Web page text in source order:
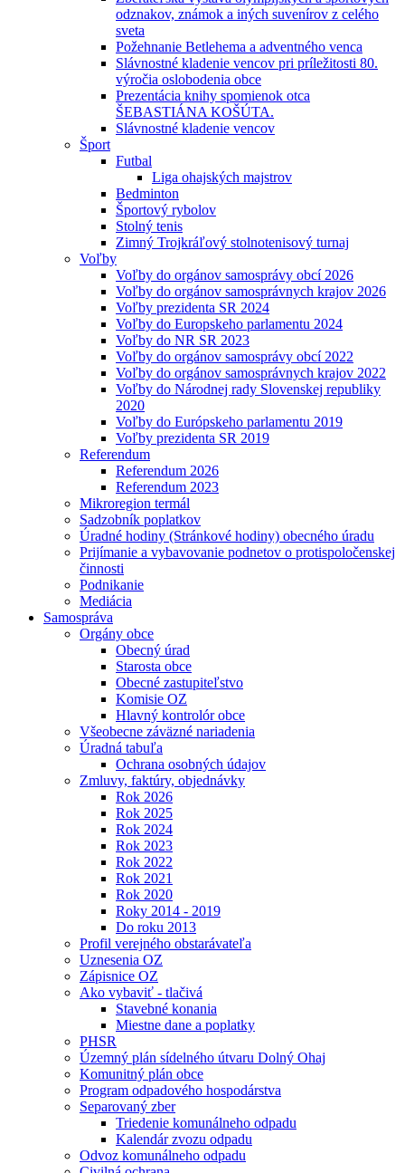
odznakov, známok a iných suvenírov z celého
sveta
Požehnanie Betlehema a adventného venca
Slávnostné kladenie vencov pri príležitosti 80.
výročia oslobodenia obce
Prezentácia knihy spomienok otca
ŠEBASTIÁNA KOŠÚTA.
Slávnostné kladenie vencov
Šport
Futbal
Liga ohajských majstrov
Bedminton
Športový rybolov
Stolný tenis
Zimný Trojkráľový stolnotenisový turnaj
Voľby
Voľby do orgánov samosprávy obcí 2026
Voľby do orgánov samosprávnych krajov 2026
Voľby prezidenta SR 2024
Voľby do Europskeho parlamentu 2024
Voľby do NR SR 2023
Voľby do orgánov samosprávy obcí 2022
Voľby do orgánov samosprávnych krajov 2022
Voľby do Národnej rady Slovenskej republiky
2020
Voľby do Európskeho parlamentu 2019
Voľby prezidenta SR 2019
Referendum
Referendum 2026
Referendum 2023
Mikroregion termál
Sadzobník poplatkov
Úradné hodiny (Stránkové hodiny) obecného úradu
Prijímanie a vybavovanie podnetov o protispoločenskej
činnosti
Podnikanie
Mediácia
Samospráva
Orgány obce
Obecný úrad
Starosta obce
Obecné zastupiteľstvo
Komisie OZ
Hlavný kontrolór obce
Všeobecne záväzné nariadenia
Úradná tabuľa
Ochrana osobných údajov
Zmluvy, faktúry, objednávky
Rok 2026
Rok 2025
Rok 2024
Rok 2023
Rok 2022
Rok 2021
Rok 2020
Roky 2014 - 2019
Do roku 2013
Profil verejného obstarávateľa
Uznesenia OZ
Zápisnice OZ
Ako vybaviť - tlačivá
Stavebné konania
Miestne dane a poplatky
PHSR
Územný plán sídelného útvaru Dolný Ohaj
Komunitný plán obce
Program odpadového hospodárstva
Separovaný zber
Triedenie komunálneho odpadu
Kalendár zvozu odpadu
Odvoz komunálneho odpadu